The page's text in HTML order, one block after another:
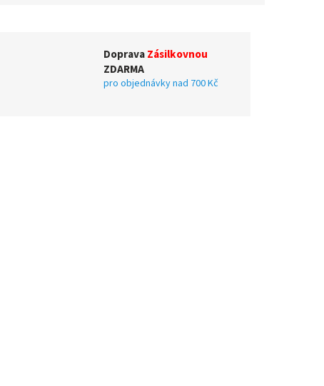
DopravaZásilkovnou
ZDARMA
pro objednávky nad 700 Kč